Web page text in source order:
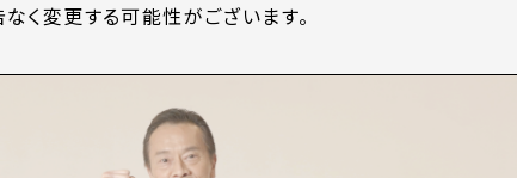
く変更する可能性がございます。